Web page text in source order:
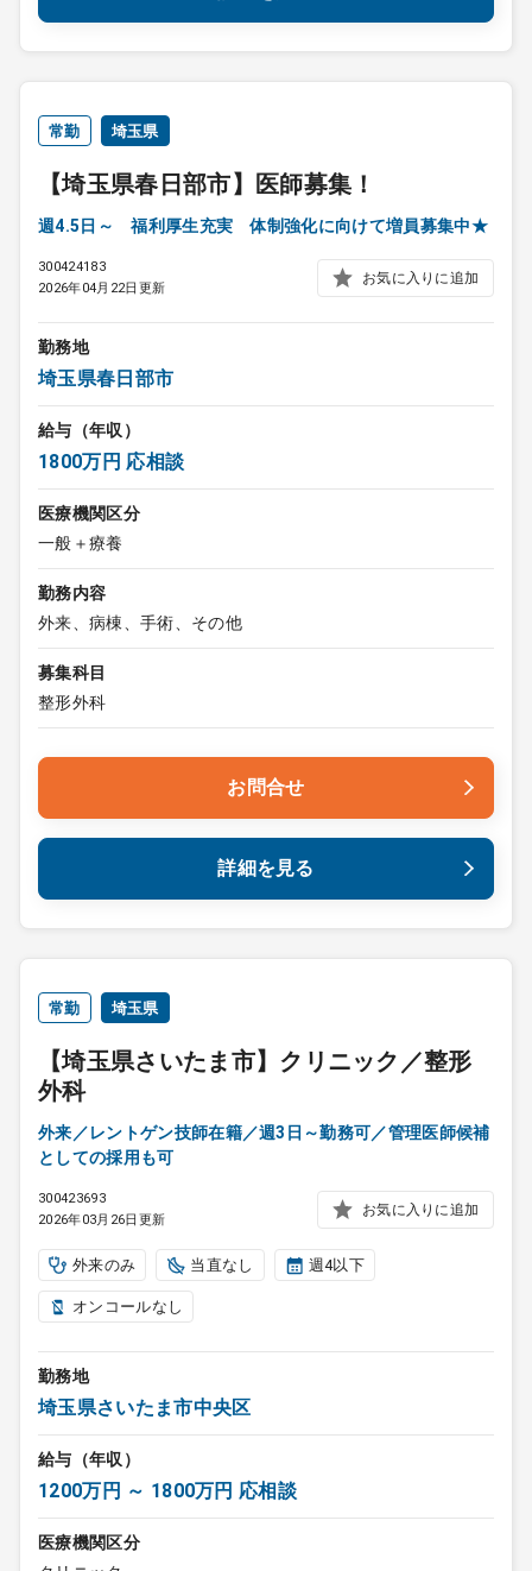
常勤 埼玉県
【埼玉県春日部市】医師募集！
週4.5日～ 福利厚生充実 体制強化に向けて増員募集中★
300424183
2026年04月22日更新
お気に入りに追加
勤務地
埼玉県春日部市
給与（年収）
1800万円 応相談
医療機関区分
一般＋療養
勤務内容
外来、病棟、手術、その他
募集科目
整形外科
お問合せ
詳細を見る
常勤 埼玉県
【埼玉県さいたま市】クリニック／整形
外科
外来／レントゲン技師在籍／週3日～勤務可／管理医師候補
としての採用も可
300423693
2026年03月26日更新
お気に入りに追加
外来のみ 当直なし 週4以下
オンコールなし
勤務地
埼玉県さいたま市中央区
給与（年収）
1200万円 ～ 1800万円 応相談
医療機関区分